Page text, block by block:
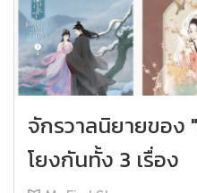
จักรวาลนิยายของ
โยงกันทั้ง 3 เรื่อง